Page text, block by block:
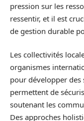
pression sur les
ressentir, et il est
de gestion durable
Les collectivités
organismes
pour développer
permettent de
soutenant les
Des approches